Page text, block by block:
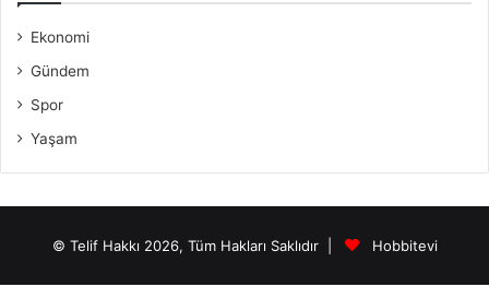
Ekonomi
Gündem
Spor
Yaşam
© Telif Hakkı 2026, Tüm Hakları Saklıdır | Hobbitevi